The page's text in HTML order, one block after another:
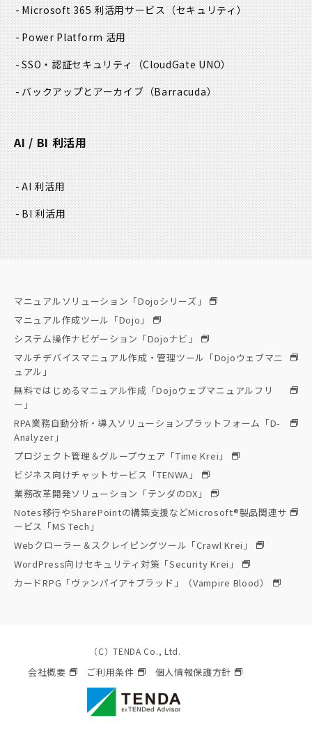
Microsoft 365 利活用サービス（セキュリティ）
Power Platform 活用
SSO・認証セキュリティ（CloudGate UNO）
バックアップとアーカイブ（Barracuda）
AI / BI 利活用
AI 利活用
BI 利活用
マニュアルソリューション「Dojoシリーズ」
マニュアル作成ツール「Dojo」
システム操作ナビゲーション「Dojoナビ」
マルチデバイスマニュアル作成・管理ツール「Dojoウェブマニ
ュアル」
無料ではじめるマニュアル作成「Dojoウェブマニュアルフリ
ー」
RPA業務自動分析・導入ソリューションプラットフォーム「D-
Analyzer」
プロジェクト管理＆グループウェア「Time Krei」
ビジネス向けチャットサービス「TENWA」
業務改革開発ソリューション「テンダのDX」
Notes移行やSharePointの構築支援などMicrosoft®製品関連サ
ービス「MS Tech」
Webクローラー＆スクレイピングツール「Crawl Krei」
WordPress向けセキュリティ対策「Security Krei」
カードRPG「ヴァンパイア♰ブラッド」（Vampire Blood）
（C）TENDA Co., Ltd.
会社概要 ご利用条件 個人情報保護方針